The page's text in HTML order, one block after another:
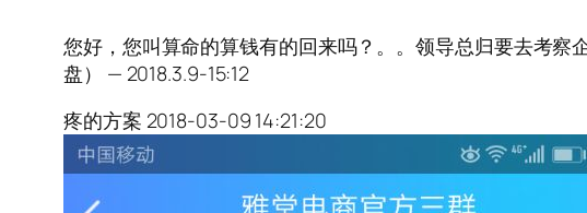
您好，您叫算命的算钱有的回来吗？。。领导总归要去考
盘） — 2018.3.9-15:12
疼的方案 2018-03-09 14:21:20